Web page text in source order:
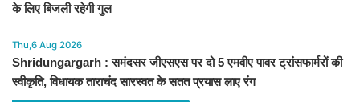
के लिए बिजली रहेगी गुल
Thu,6 Aug 2026
Shridungargarh : समंदसर जीएसएस पर दो 5 एमवीए पावर ट्रांसफार्मरों की
स्वीकृति, विधायक ताराचंद सारस्वत के सतत प्रयास लाए रंग